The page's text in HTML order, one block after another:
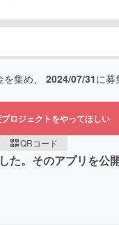
集め、 2024/07/31に募
ロジェクトをやってほしい
QRコード
。そのアプリを